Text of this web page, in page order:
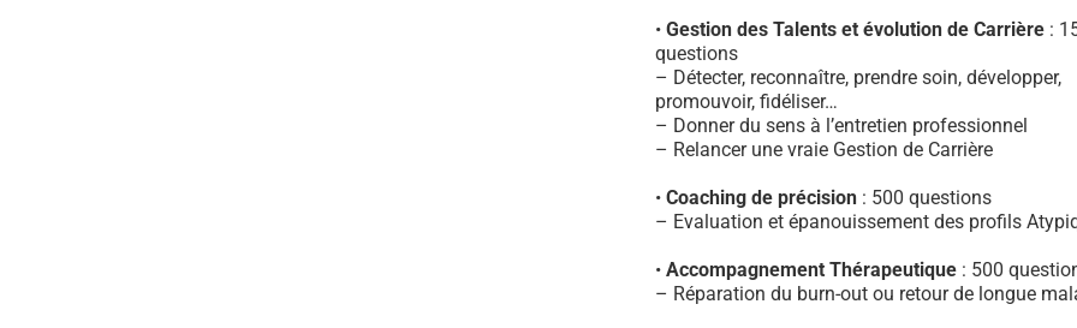
• Gestion des Talents et évolution de Carrière:
questions
– Détecter, reconnaître, prendre soin, développer,
promouvoir, fidéliser…
– Donner du sens à l’entretien professionnel
– Relancer une vraie Gestion de Carrière
• Coaching de précision: 500 questions
– Evaluation et épanouissement des profils
• Accompagnement Thérapeutique: 500
– Réparation du burn-out ou retour de longue